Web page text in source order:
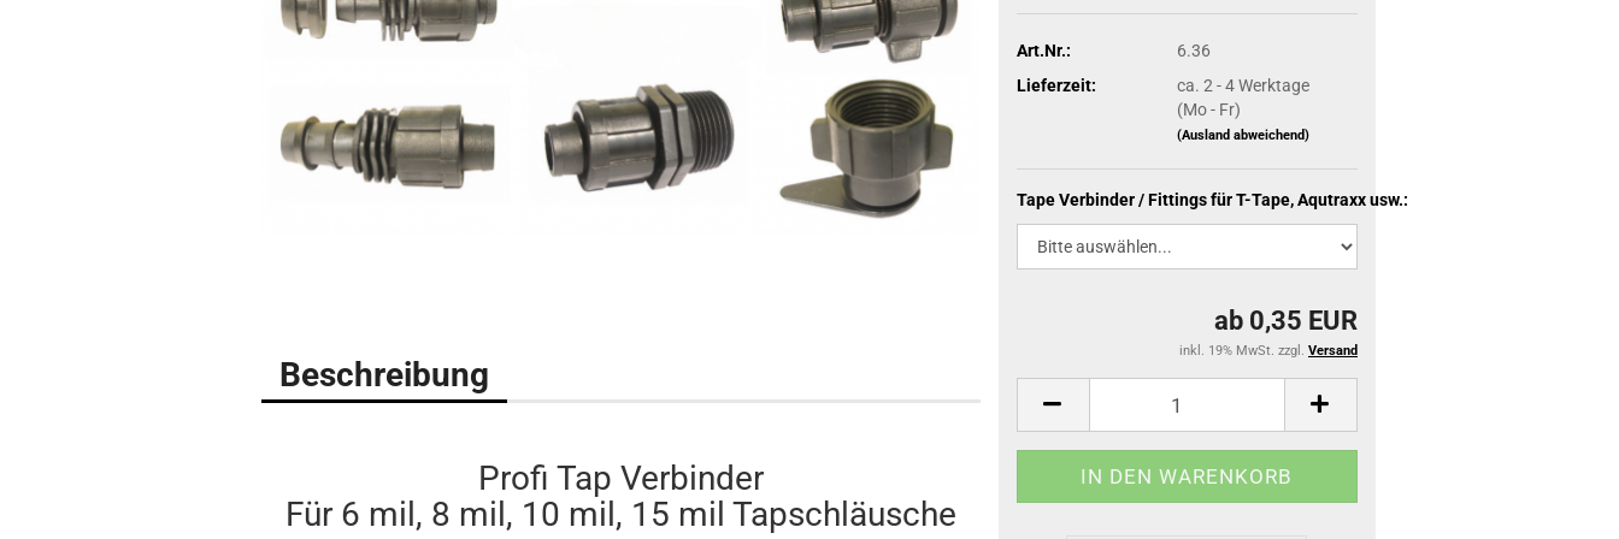
Art.Nr.:
6.36
Lieferzeit:
ca. 2 - 4 Werktage
(Mo - Fr)
(Ausland abweichend)
Tape Verbinder / Fittings für T-Tape, Aqutraxx usw.:
ab 0,35 EUR
inkl. 19% MwSt. zzgl. Versand
Beschreibung
Profi Tap Verbinder
Für 6 mil, 8 mil, 10 mil, 15 mil Tapschläusche